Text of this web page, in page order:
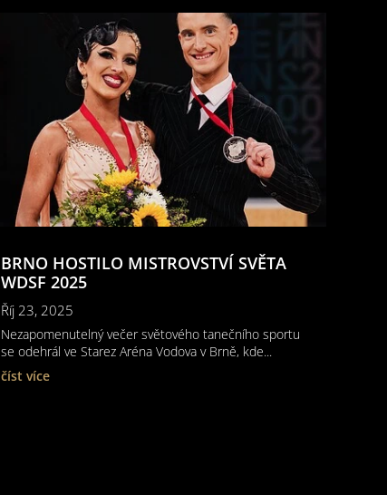
BRNO HOSTILO MISTROVSTVÍ SVĚTA
WDSF 2025
Říj 23, 2025
Nezapomenutelný večer světového tanečního sportu
se odehrál ve Starez Aréna Vodova v Brně, kde...
číst více